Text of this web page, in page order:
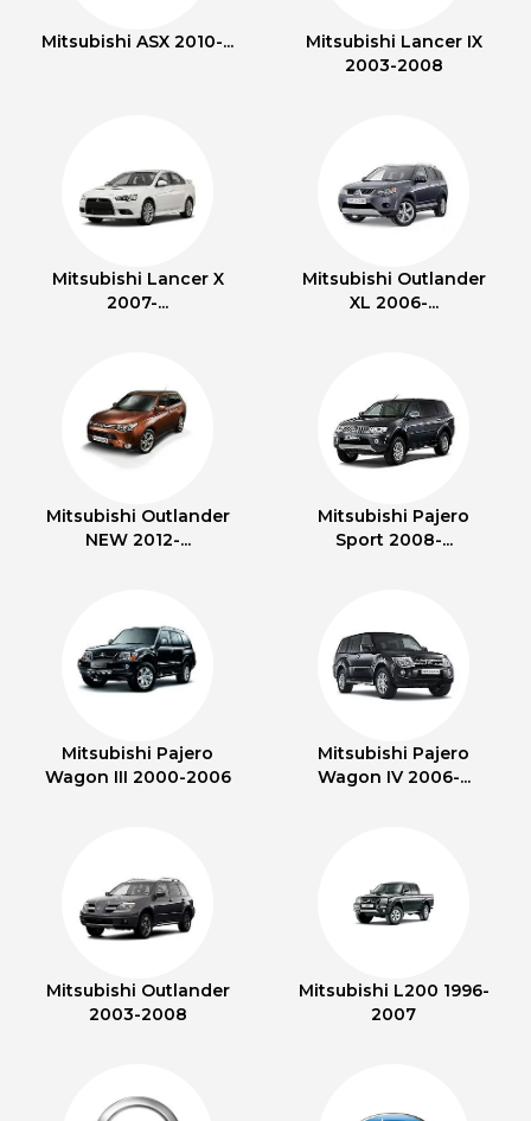
Mitsubishi ASX 2010-...
Mitsubishi Lancer IX
2003-2008
Mitsubishi Lancer X
2007-...
Mitsubishi Outlander
XL 2006-...
Mitsubishi Outlander
NEW 2012-...
Mitsubishi Pajero
Sport 2008-...
Mitsubishi Pajero
Wagon III 2000-2006
Mitsubishi Pajero
Wagon IV 2006-...
Mitsubishi Outlander
2003-2008
Mitsubishi L200 1996-
2007